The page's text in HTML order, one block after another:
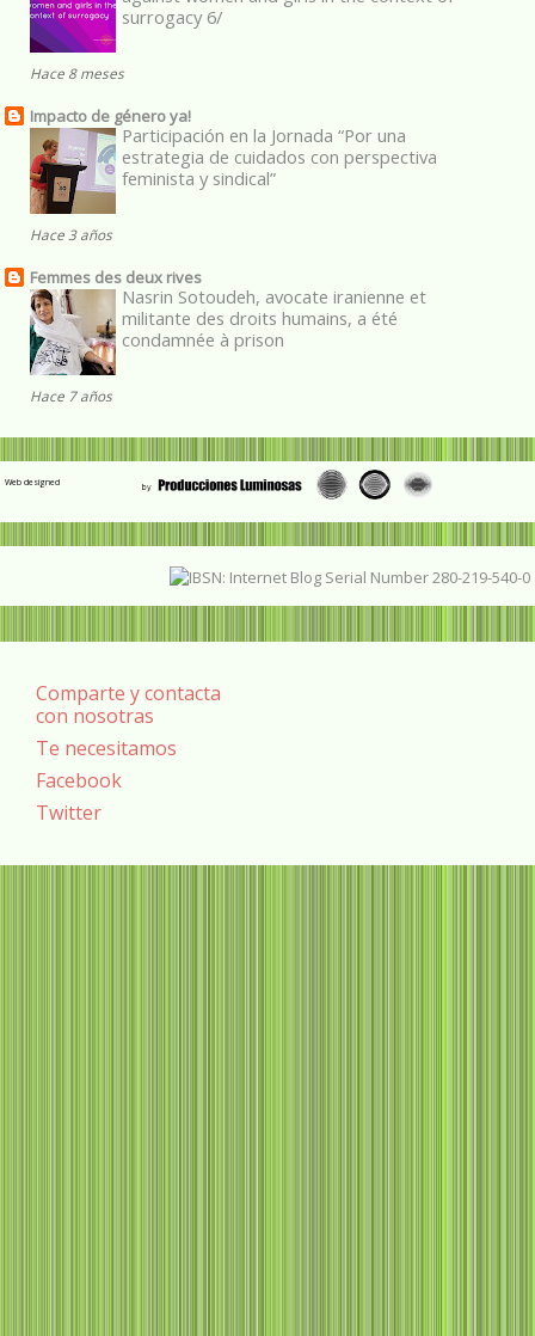
surrogacy 6/
Hace 8 meses
Impacto de género ya!
Participación en la Jornada “Por una
estrategia de cuidados con perspectiva
feminista y sindical”
Hace 3 años
Femmes des deux rives
Nasrin Sotoudeh, avocate iranienne et
militante des droits humains, a été
condamnée à prison
Hace 7 años
Web designed
Comparte y contacta
con nosotras
Te necesitamos
Facebook
Twitter